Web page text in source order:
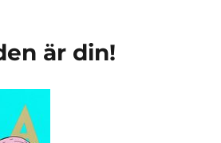
är din!